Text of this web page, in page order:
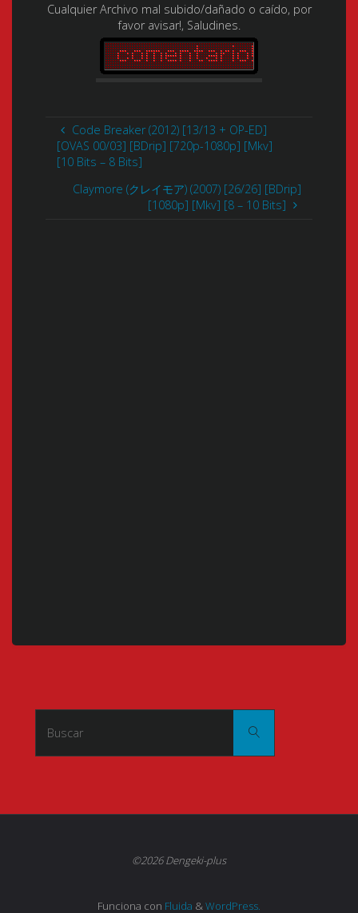
Cualquier Archivo mal subido/dañado o caído, por
favor avisar!, Saludines.
Code Breaker (2012) [13/13 + OP-ED]
[OVAS 00/03] [BDrip] [720p-1080p] [Mkv]
[10 Bits – 8 Bits]
Claymore (クレイモア) (2007) [26/26] [BDrip]
[1080p] [Mkv] [8 – 10 Bits]
Buscar
©2026 Dengeki-plus
Funciona con Fluida &WordPress.